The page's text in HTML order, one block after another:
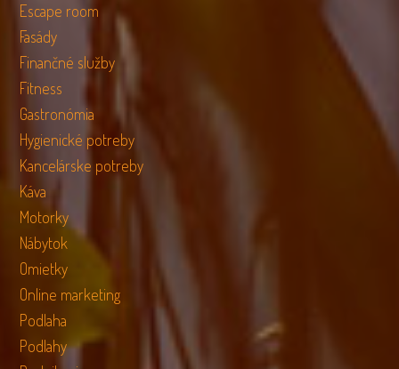
Escape room
Fasády
Finančné služby
Fitness
Gastronómia
Hygienické potreby
Kancelárske potreby
Káva
Motorky
Nábytok
Omietky
Online marketing
Podlaha
Podlahy